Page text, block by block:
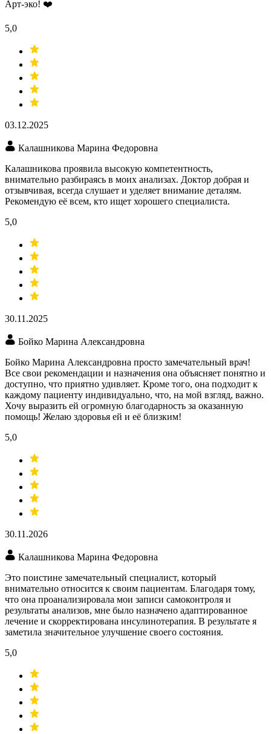
Арт-эко! ❤️
5,0
03.12.2025
Калашникова Марина Федоровна
Калашникова проявила высокую компетентность,
внимательно разбираясь в моих анализах. Доктор добрая и
отзывчивая, всегда слушает и уделяет внимание деталям.
Рекомендую её всем, кто ищет хорошего специалиста.
5,0
30.11.2025
Бойко Марина Александровна
Бойко Марина Александровна просто замечательный врач!
Все свои рекомендации и назначения она объясняет понятно и
доступно, что приятно удивляет. Кроме того, она подходит к
каждому пациенту индивидуально, что, на мой взгляд, важно.
Хочу выразить ей огромную благодарность за оказанную
помощь! Желаю здоровья ей и её близким!
5,0
30.11.2026
Калашникова Марина Федоровна
Это поистине замечательный специалист, который
внимательно относится к своим пациентам. Благодаря тому,
что она проанализировала мои записи самоконтроля и
результаты анализов, мне было назначено адаптированное
лечение и скорректирована инсулинотерапия. В результате я
заметила значительное улучшение своего состояния.
5,0